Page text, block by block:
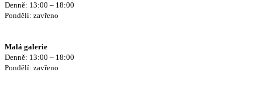
Denně: 13:00 – 18:00
Pondělí: zavřeno
Malá galerie
Denně: 13:00 – 18:00
Pondělí: zavřeno